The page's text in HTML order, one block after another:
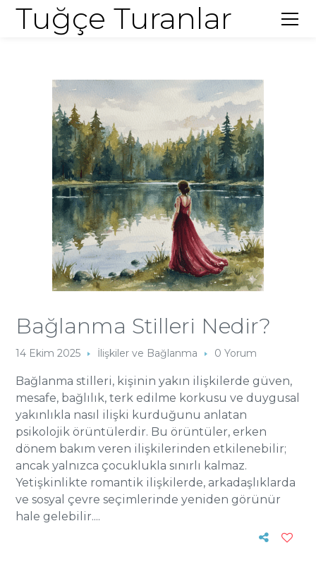
Tuğçe Turanlar
Bağlanma Stilleri Nedir?
14 Ekim 2025 İlişkiler ve Bağlanma 0 Yorum
Bağlanma stilleri, kişinin yakın ilişkilerde güven,
mesafe, bağlılık, terk edilme korkusu ve duygusal
yakınlıkla nasıl ilişki kurduğunu anlatan
psikolojik örüntülerdir. Bu örüntüler, erken
dönem bakım veren ilişkilerinden etkilenebilir;
ancak yalnızca çocuklukla sınırlı kalmaz.
Yetişkinlikte romantik ilişkilerde, arkadaşlıklarda
ve sosyal çevre seçimlerinde yeniden görünür
hale gelebilir....